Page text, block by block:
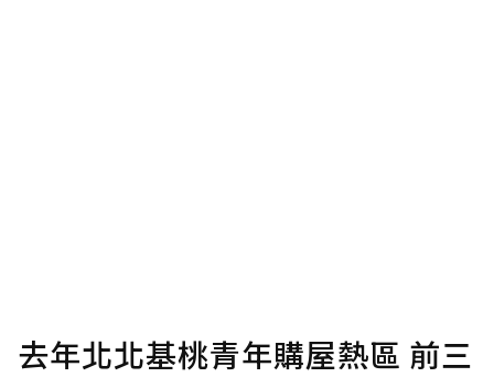
去年北北基桃青年購屋熱區 前三